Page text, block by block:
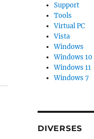
Support
Tools
Virtual PC
Vista
Windows
Windows 10
Windows 11
Windows 7
DIVERSES